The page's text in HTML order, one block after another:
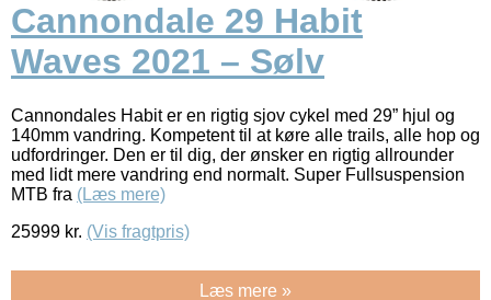
Cannondale 29 Habit
Waves 2021 – Sølv
Cannondales Habit er en rigtig sjov cykel med 29” hjul og
140mm vandring. Kompetent til at køre alle trails, alle hop og
udfordringer. Den er til dig, der ønsker en rigtig allrounder
med lidt mere vandring end normalt. Super Fullsuspension
MTB fra (Læs mere)
25999 kr. (Vis fragtpris)
Læs mere »